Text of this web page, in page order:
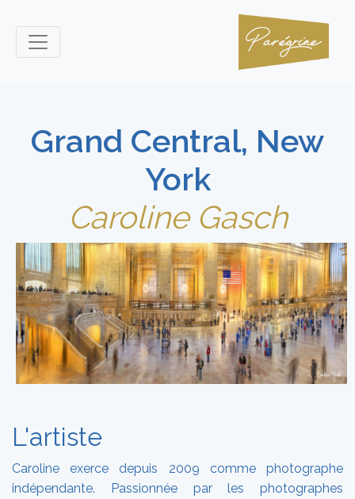
Grand Central, New
York
Caroline Gasch
L'artiste
Caroline exerce depuis 2009 comme photographe
indépendante. Passionnée par les photographes